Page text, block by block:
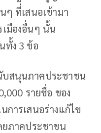
ๆ ที่เสนอเข้ามา
เมืองอื่นๆ นั้น
ทั้ง 3 ข้อ
สนุนภาคประชาชน
รายชื่อ ของ
การเสนอร่างแก้ไข
ยภาคประชาขน